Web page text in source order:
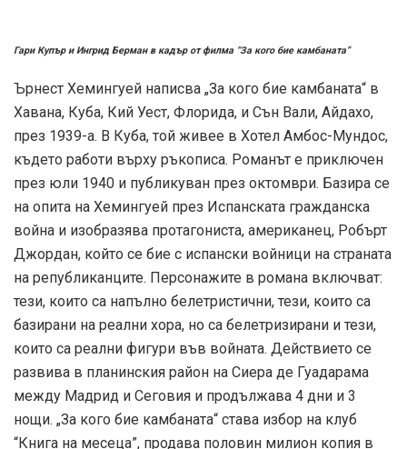
Гари Купър и Ингрид Берман в кадър от филма “За кого бие камбаната”
Ърнест Хемингуей написва „За кого бие камбаната“ в
Хавана, Куба, Кий Уест, Флорида, и Сън Вали, Айдахо,
през 1939-а. В Куба, той живее в Хотел Амбос-Мундос,
където работи върху ръкописа. Романът е приключен
през юли 1940 и публикуван през октомври. Базира се
на опита на Хемингуей през Испанската гражданска
война и изобразява протагониста, американец, Робърт
Джордан, който се бие с испански войници на страната
на републиканците. Персонажите в романа включват:
тези, които са напълно белетристични, тези, които са
базирани на реални хора, но са белетризирани и тези,
които са реални фигури във войната. Действието се
развива в планинския район на Сиера де Гуадарама
между Мадрид и Сеговия и продължава 4 дни и 3
нощи. „За кого бие камбаната“ става избор на клуб
“Книга на месеца”, продава половин милион копия в